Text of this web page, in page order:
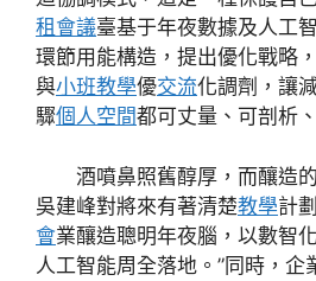
租會議臺基于年夜數據及人工
環節用能構造，提出優化戰略
與小班教學優交流化調劑，讓
驟個人空間都可丈量、可剖析
酒噴鼻照舊醇厚，而釀造
吳建峰對將來有著清楚教學計
會業釀造聰明年夜腦，以數智
人工智能周全落地。”同時，企